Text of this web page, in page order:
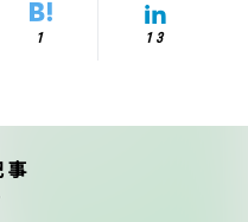
1 13
事